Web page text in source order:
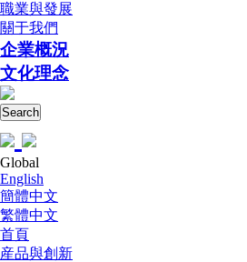
職業與發展
關于我們
企業概況
文化理念
Search
Global
English
簡體中文
繁體中文
首頁
産品與創新